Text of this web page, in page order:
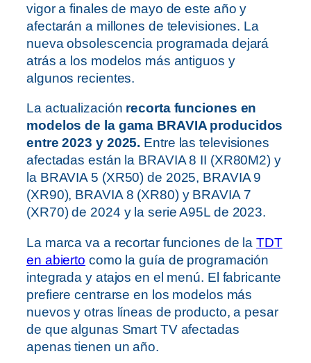
vigor a finales de mayo de este año y
afectarán a millones de televisiones. La
nueva obsolescencia programada dejará
atrás a los modelos más antiguos y
algunos recientes.
La actualización recorta funciones en
modelos de la gama BRAVIA producidos
entre 2023 y 2025. Entre las televisiones
afectadas están la BRAVIA 8 II (XR80M2) y
la BRAVIA 5 (XR50) de 2025, BRAVIA 9
(XR90), BRAVIA 8 (XR80) y BRAVIA 7
(XR70) de 2024 y la serie A95L de 2023.
La marca va a recortar funciones de laTDT
en abierto como la guía de programación
integrada y atajos en el menú. El fabricante
prefiere centrarse en los modelos más
nuevos y otras líneas de producto, a pesar
de que algunas Smart TV afectadas
apenas tienen un año.